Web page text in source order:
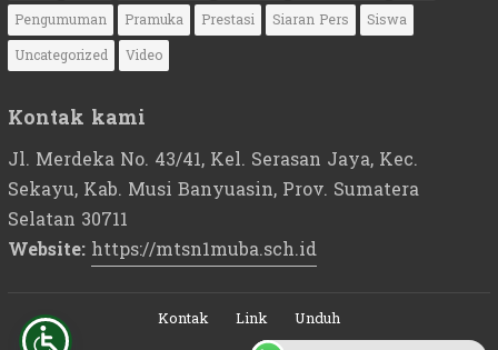
Pengumuman
Pramuka Prestasi Siaran Pers
Siswa
Uncategorized
Video
Kontak kami
Jl. Merdeka No. 43/41, Kel. Serasan Jaya, Kec.
Sekayu, Kab. Musi Banyuasin, Prov. Sumatera
Selatan 30711
Website: https://mtsn1muba.sch.id
Kontak Link
Unduh